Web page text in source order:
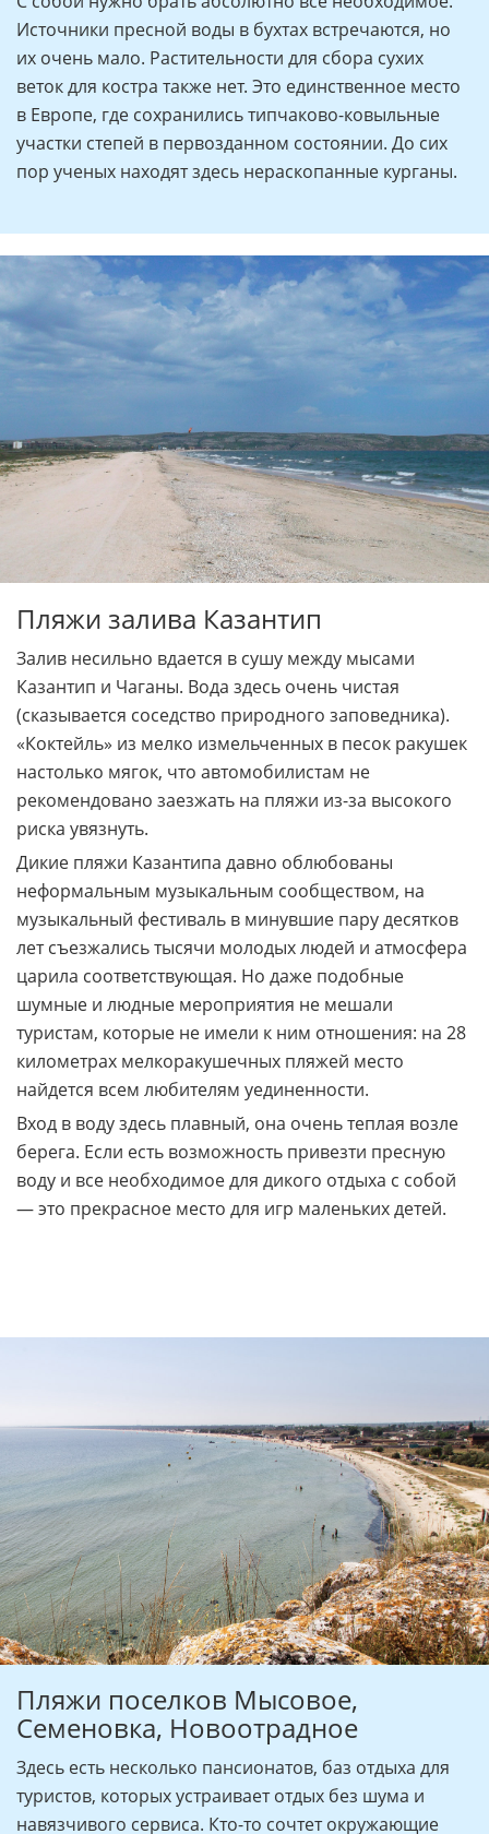
Источники пресной воды в бухтах встречаются, но
их очень мало. Растительности для сбора сухих
веток для костра также нет. Это единственное место
в Европе, где сохранились типчаково-ковыльные
участки степей в первозданном состоянии. До сих
пор ученых находят здесь нераскопанные курганы.
Пляжи залива Казантип
Залив несильно вдается в сушу между мысами
Казантип и Чаганы. Вода здесь очень чистая
(сказывается соседство природного заповедника).
«Коктейль» из мелко измельченных в песок ракушек
настолько мягок, что автомобилистам не
рекомендовано заезжать на пляжи из-за высокого
риска увязнуть.
Дикие пляжи Казантипа давно облюбованы
неформальным музыкальным сообществом, на
музыкальный фестиваль в минувшие пару десятков
лет съезжались тысячи молодых людей и атмосфера
царила соответствующая. Но даже подобные
шумные и людные мероприятия не мешали
туристам, которые не имели к ним отношения: на 28
километрах мелкоракушечных пляжей место
найдется всем любителям уединенности.
Вход в воду здесь плавный, она очень теплая возле
берега. Если есть возможность привезти пресную
воду и все необходимое для дикого отдыха с собой
— это прекрасное место для игр маленьких детей.
Пляжи поселков Мысовое,
Семеновка, Новоотрадное
Здесь есть несколько пансионатов, баз отдыха для
туристов, которых устраивает отдых без шума и
навязчивого сервиса. Кто-то сочтет окружающие